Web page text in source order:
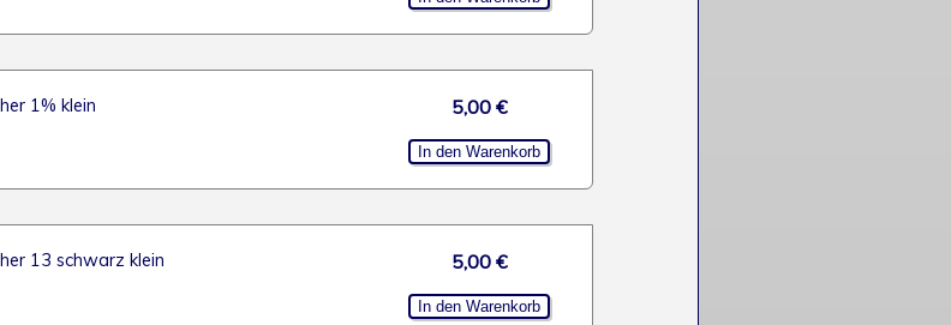
1% klein 5,00 €
13 schwarz klein 5,00 €